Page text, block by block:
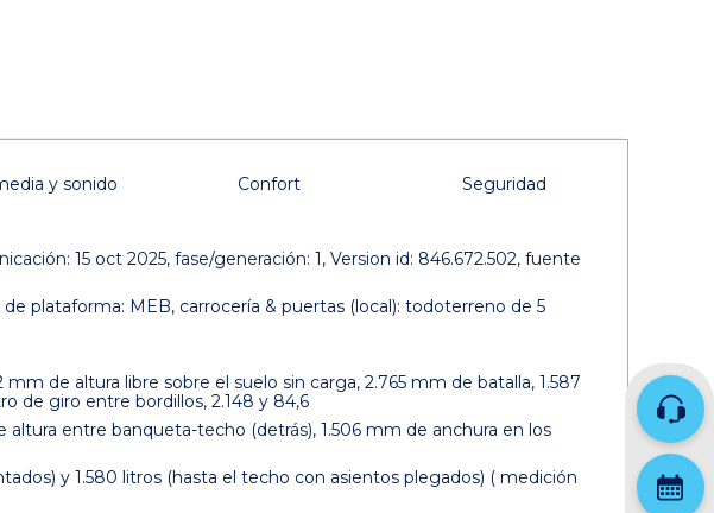
15 oct 2025, fase/generación: 1, Version id: 846.672.502, fuente
plataforma: MEB, carrocería & puertas (local): todoterreno de 5
de altura libre sobre el suelo sin carga, 2.765 mm de batalla, 1.587
de giro entre bordillos, 2.148 y 84,6
entre banqueta-techo (detrás), 1.506 mm de anchura en los
y 1.580 litros (hasta el techo con asientos plegados) ( medición
y sonido Confort Seguridad